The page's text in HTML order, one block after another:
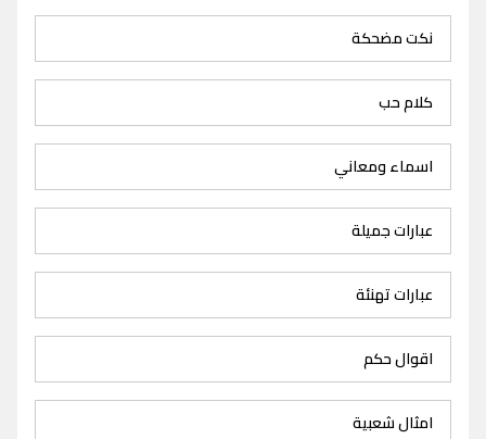
نكت مضحكة
كلام حب
اسماء ومعاني
عبارات جميلة
عبارات تهنئة
اقوال حكم
امثال شعبية